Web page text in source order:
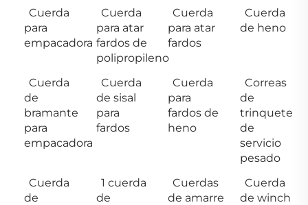
Cuerda
para
empacadora
Cuerda
para atar
fardos de
polipropileno
Cuerda
para atar
fardos
Cuerda
de heno
Cuerda
de
bramante
para
empacadora
Cuerda
de sisal
para
fardos
Cuerda
para
fardos de
heno
Correas
de
trinquete
de
servicio
pesado
Cuerda
de
1 cuerda
de
Cuerdas
de amarre
Cuerda
de winch